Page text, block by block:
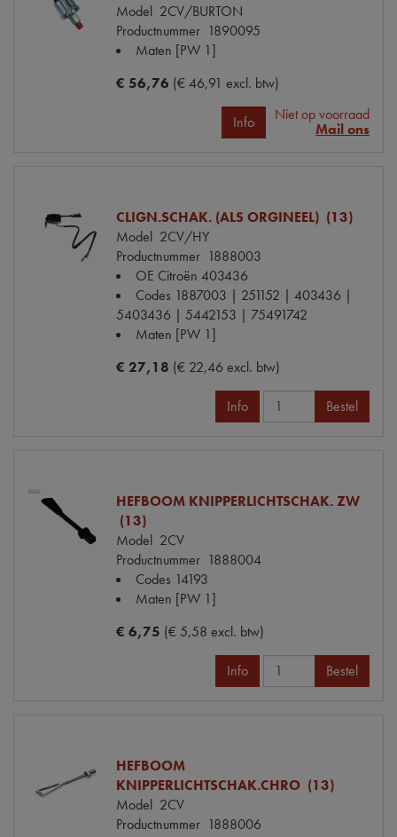
Model 2CV/BURTON
Productnummer 1890095
Maten [PW 1]
€ 56,76 (€ 46,91 excl. btw)
Info
Niet op voorraad
Mail ons
CLIGN.SCHAK. (ALS ORGINEEL) (13)
Model 2CV/HY
Productnummer 1888003
OE Citroën 403436
Codes 1887003 | 251152 | 403436 |
5403436 | 5442153 | 75491742
Maten [PW 1]
€ 27,18 (€ 22,46 excl. btw)
Info Bestel
HEFBOOM KNIPPERLICHTSCHAK. ZW
(13)
Model 2CV
Productnummer 1888004
Codes 14193
Maten [PW 1]
€ 6,75 (€ 5,58 excl. btw)
Info Bestel
HEFBOOM
KNIPPERLICHTSCHAK.CHRO (13)
Model 2CV
Productnummer 1888006